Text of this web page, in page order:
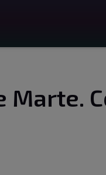
Marte.